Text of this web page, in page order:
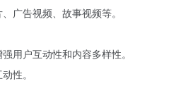
广告视频、故事视频等。
用户互动性和内容多样性。
性。